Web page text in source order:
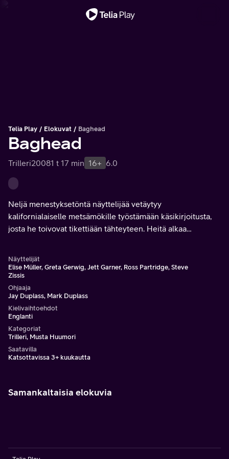
Telia Play Elokuvat Baghead
Baghead
Trilleri20081 t 17 min 16+ 6.0
Neljä menestyksetöntä näyttelijää vetäytyy
kalifornialaiselle metsämökille työstämään käsikirjoitusta,
josta he toivovat tikettiään tähteyteen. Heitä alkaa
Näyttelijät
Elise Müller, Greta Gerwig, Jett Garner, Ross Partridge, Steve
Zissis
Ohjaaja
Jay Duplass, Mark Duplass
Kielivaihtoehdot
Englanti
Kategoriat
Trilleri, Musta Huumori
Saatavilla
Katsottavissa 3+ kuukautta
Samankaltaisia elokuvia